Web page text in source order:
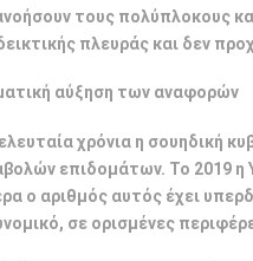
τους πολύπλοκους
πλευράς και δεν
αύξηση των αναφορών
χρόνια η σουηδική
επιδομάτων. Το 2019 η
ο αριθμός αυτός έχει
σε ορισμένες